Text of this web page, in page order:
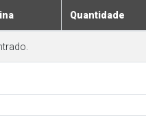
Quantidade